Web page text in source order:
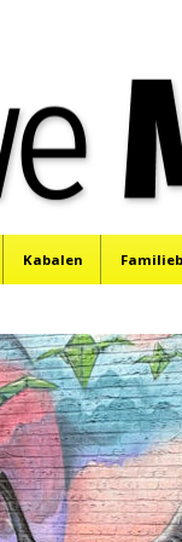
Kabalen